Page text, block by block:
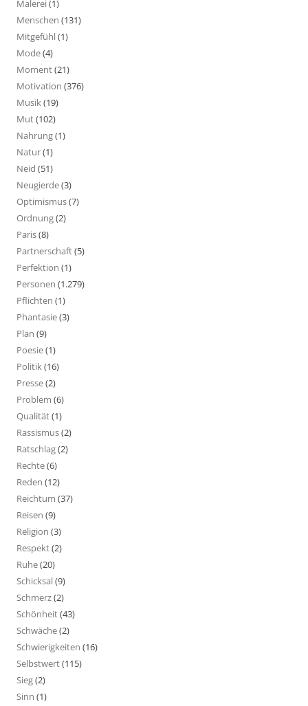
Malerei(1)
Menschen (131)
Mitgefühl(1)
Mode(4)
Moment(21)
Motivation (376)
Musik(19)
Mut(102)
Nahrung(1)
Natur(1)
Neid (51)
Neugierde(3)
Optimismus(7)
Ordnung(2)
Paris(8)
Partnerschaft(5)
Perfektion (1)
Personen (1.279)
Pflichten (1)
Phantasie(3)
Plan (9)
Poesie(1)
Politik(16)
Presse(2)
Problem (6)
Qualität(1)
Rassismus(2)
Ratschlag(2)
Rechte(6)
Reden (12)
Reichtum (37)
Reisen (9)
Religion (3)
Respekt(2)
Ruhe(20)
Schicksal(9)
Schmerz(2)
Schönheit(43)
Schwäche(2)
Schwierigkeiten (16)
Selbstwert(115)
Sieg(2)
Sinn (1)